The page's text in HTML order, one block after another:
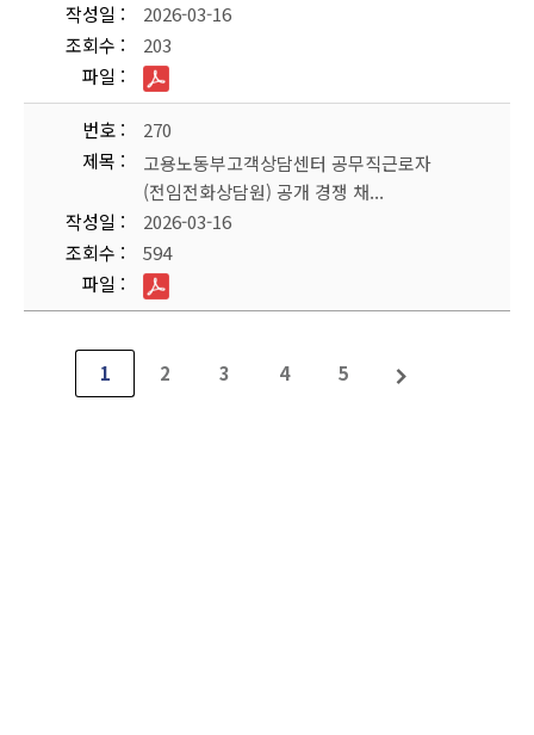
작성일
2026-03-16
조회수
203
파일
번호
270
제목
고용노동부고객상담센터 공무직근로자
(전임전화상담원) 공개 경쟁 채...
작성일
2026-03-16
조회수
594
파일
1 2 3 4 5